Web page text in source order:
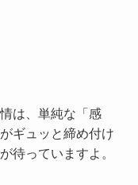
は、単純な「感
ギュッと締め付け
待っていますよ。